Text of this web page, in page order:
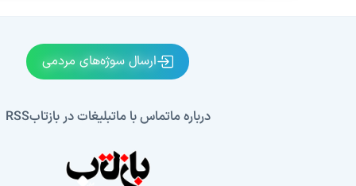
ارسال سوژه‌های مردمی
درباره ماتماس با ماتبلیغات در بازتابRSS